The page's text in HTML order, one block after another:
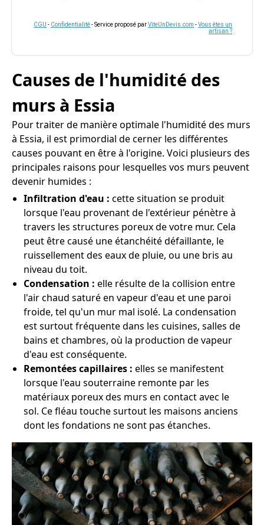
CGU - Confidentialité- Service proposé parViteUnDevis.com -Vous êtes un
artisan ?
Causes de l'humidité des
murs à Essia
Pour traiter de manière optimale l'humidité des murs
à Essia, il est primordial de cerner les différentes
causes pouvant en être à l'origine. Voici plusieurs des
principales raisons pour lesquelles vos murs peuvent
devenir humides :
Infiltration d'eau : cette situation se produit
lorsque l'eau provenant de l'extérieur pénètre à
travers les structures poreux de votre mur. Cela
peut être causé une étanchéité défaillante, le
ruissellement des eaux de pluie, ou une bris au
niveau du toit.
Condensation : elle résulte de la collision entre
l'air chaud saturé en vapeur d'eau et une paroi
froide, tel qu'un mur mal isolé. La condensation
est surtout fréquente dans les cuisines, salles de
bains et chambres, où la production de vapeur
d'eau est conséquente.
Remontées capillaires : elles se manifestent
lorsque l'eau souterraine remonte par les
matériaux poreux des murs en contact avec le
sol. Ce fléau touche surtout les maisons anciens
dont les fondations ne sont pas étanches.